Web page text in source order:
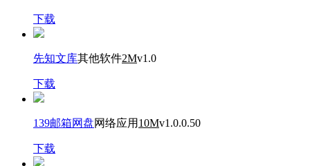
下载
先知文库其他软件2Mv1.0
下载
139邮箱网盘网络应用 10Mv1.0.0.50
下载